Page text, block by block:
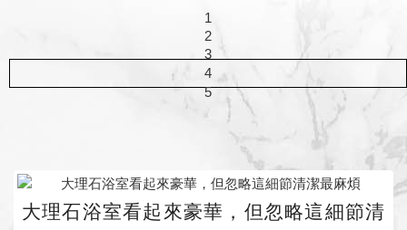
1
2
3
4
5
大理石浴室看起來豪華，但忽略這細節清